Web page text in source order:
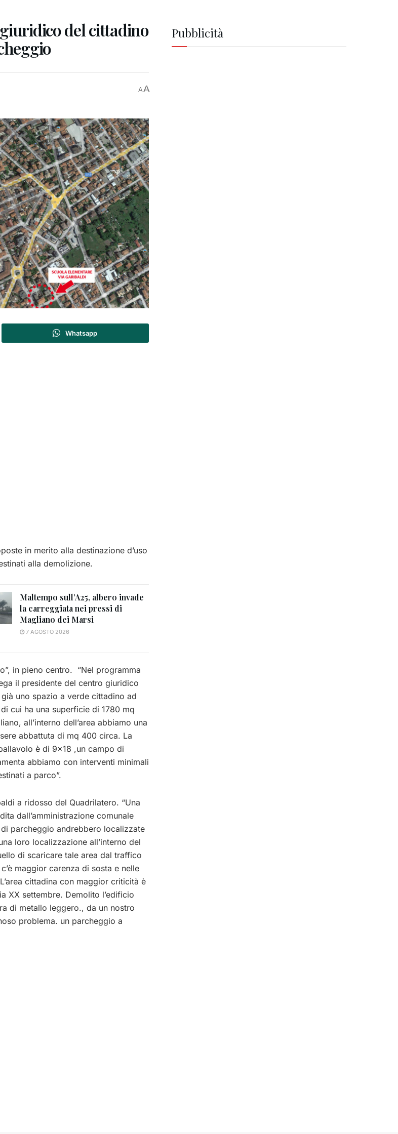
del cittadino
AA
Whatsapp
in merito alla destinazione d’uso
alla demolizione.
Maltempo sull’A25, albero invade
la carreggiata nei pressi di
Magliano dei Marsi
7 AGOSTO 2026
in pieno centro. “Nel programma
il presidente del centro giuridico
uno spazio a verde cittadino ad
cui ha una superficie di 1780 mq
all’interno dell’area abbiamo una
abbattuta di mq 400 circa. La
è di 9×18 ,un campo di
abbiamo con interventi minimali
a parco”.
a ridosso del Quadrilatero. “Una
dall’amministrazione comunale
parcheggio andrebbero localizzate
loro localizzazione all’interno del
di scaricare tale area dal traffico
maggior carenza di sosta e nelle
cittadina con maggior criticità è
XX settembre. Demolito l’edificio
di metallo leggero., da un nostro
problema. un parcheggio a
Pubblicità